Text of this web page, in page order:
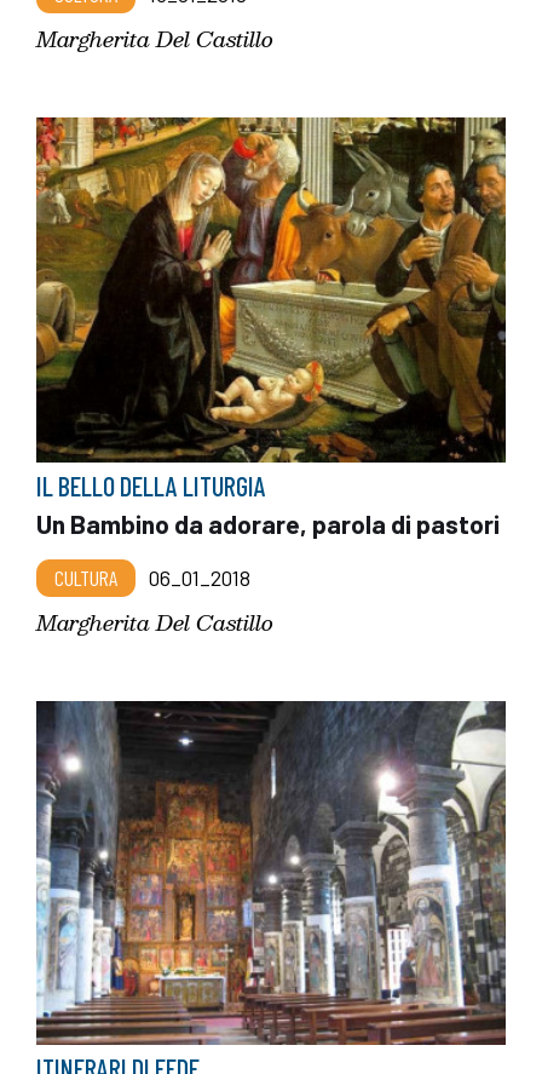
Margherita Del Castillo
IL BELLO DELLA LITURGIA
Un Bambino da adorare, parola di pastori
CULTURA 06_01_2018
Margherita Del Castillo